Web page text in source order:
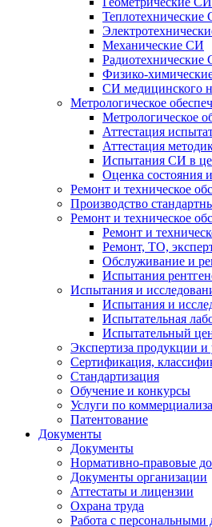
Теплотехнические
Механические СИ
Радиотехнические
Физико-
СИ медицинского
Метрологическое
Метрологическое
Аттестация
Аттестация
Испытания СИ в
Оценка состояния
Ремонт и техническое
Производство
Ремонт и техническое
Ремонт и
Ремонт, ТО,
Обслуживание и
Испытания
Испытания и
Испытания и
Испытательная
Испытательный
Экспертиза продукции и
Сертификация,
Стандартизация
Обучение и конкурсы
Услуги по
Патентование
Документы
Документы
Нормативно-правовые
Документы организации
Аттестаты и лицензии
Охрана труда
Работа с